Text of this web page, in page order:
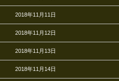
2018年11月11日
2018年11月12日
2018年11月13日
2018年11月14日